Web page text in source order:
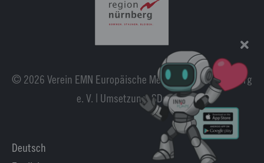
© 2026 Verein EMN Europäische Metropolregion Nürnberg
e. V. | Umsetzung:SDesign.
Deutsch